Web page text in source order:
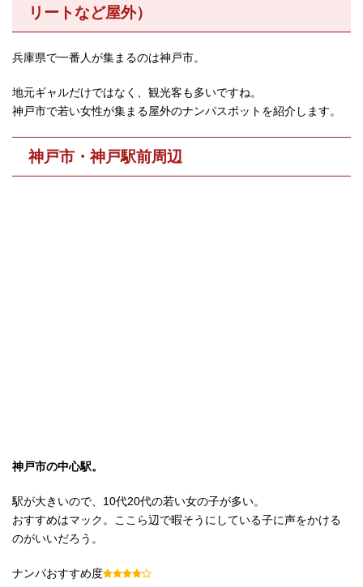
リートなど屋外）
兵庫県で一番人が集まるのは神戸市。
地元ギャルだけではなく、観光客も多いですね。
神戸市で若い女性が集まる屋外のナンパスポットを紹介します。
神戸市・神戸駅前周辺
神戸市の中心駅。
駅が大きいので、10代20代の若い女の子が多い。
おすすめはマック。ここら辺で暇そうにしている子に声をかける
のがいいだろう。
ナンパおすすめ度